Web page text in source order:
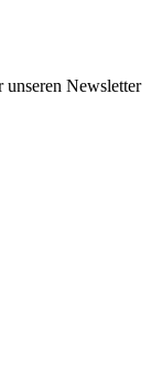
Newsletter